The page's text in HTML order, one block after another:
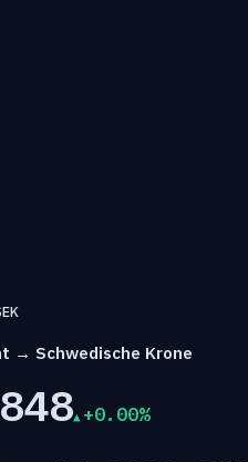
→ Schwedische Krone
+0.00%